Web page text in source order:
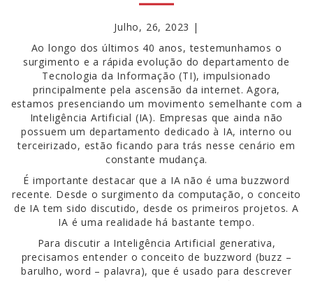
Julho, 26, 2023 |
Ao longo dos últimos 40 anos, testemunhamos o
surgimento e a rápida evolução do departamento de
Tecnologia da Informação (TI), impulsionado
principalmente pela ascensão da internet. Agora,
estamos presenciando um movimento semelhante com a
Inteligência Artificial (IA). Empresas que ainda não
possuem um departamento dedicado à IA, interno ou
terceirizado, estão ficando para trás nesse cenário em
constante mudança.
É importante destacar que a IA não é uma buzzword
recente. Desde o surgimento da computação, o conceito
de IA tem sido discutido, desde os primeiros projetos. A
IA é uma realidade há bastante tempo.
Para discutir a Inteligência Artificial generativa,
precisamos entender o conceito de buzzword (buzz –
barulho, word – palavra), que é usado para descrever